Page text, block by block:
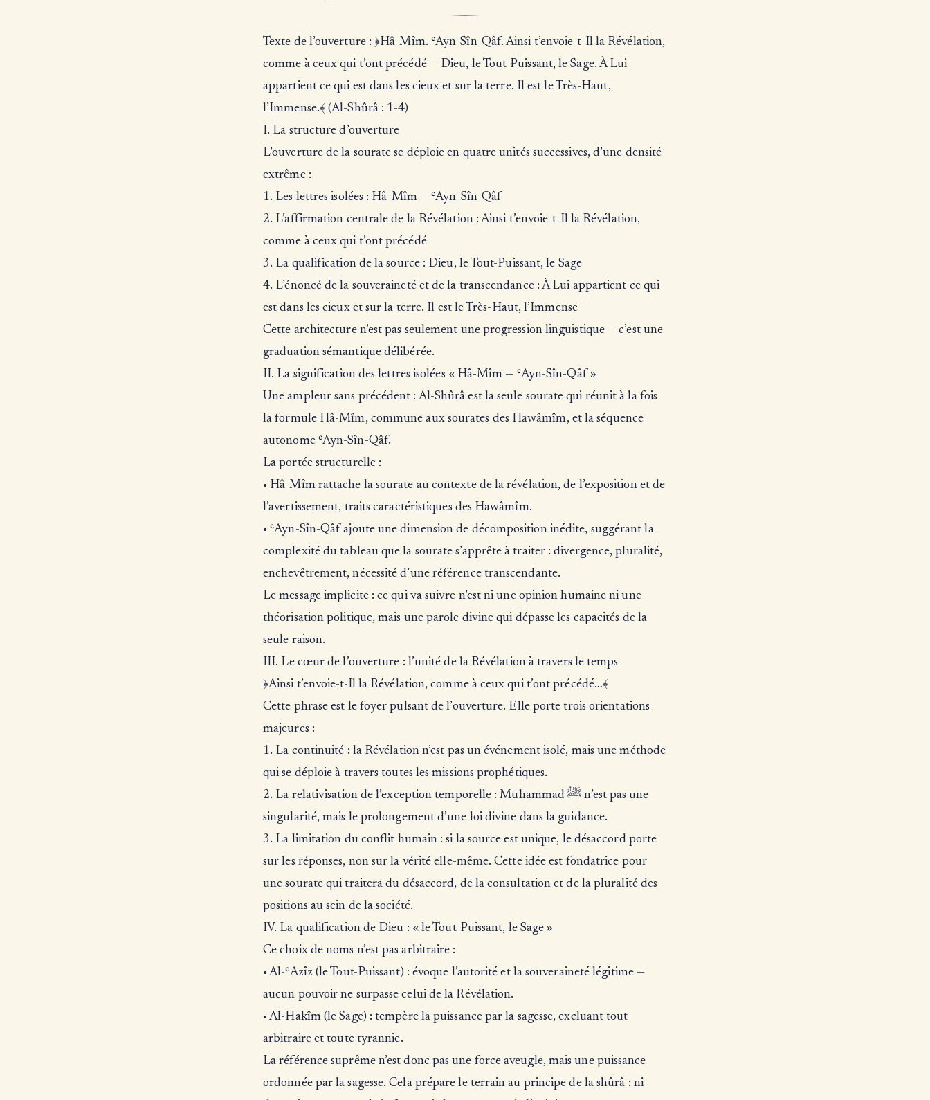
Texte de l’ouverture : ﴿Hâ-Mîm. ʿAyn-Sîn-Qâf. Ainsi t’envoie-t-Il la Révélation,
comme à ceux qui t’ont précédé — Dieu, le Tout-Puissant, le Sage. À Lui
appartient ce qui est dans les cieux et sur la terre. Il est le Très-Haut,
l’Immense.﴾ (Al-Shûrâ : 1-4)
I. La structure d’ouverture
L’ouverture de la sourate se déploie en quatre unités successives, d’une densité
extrême :
1. Les lettres isolées : Hâ-Mîm — ʿAyn-Sîn-Qâf
2. L’affirmation centrale de la Révélation : Ainsi t’envoie-t-Il la Révélation,
comme à ceux qui t’ont précédé
3. La qualification de la source : Dieu, le Tout-Puissant, le Sage
4. L’énoncé de la souveraineté et de la transcendance : À Lui appartient ce qui
est dans les cieux et sur la terre. Il est le Très-Haut, l’Immense
Cette architecture n’est pas seulement une progression linguistique — c’est une
graduation sémantique délibérée.
II. La signification des lettres isolées « Hâ-Mîm — ʿAyn-Sîn-Qâf »
Une ampleur sans précédent : Al-Shûrâ est la seule sourate qui réunit à la fois
la formule Hâ-Mîm, commune aux sourates des Hawâmîm, et la séquence
autonome ʿAyn-Sîn-Qâf.
La portée structurelle :
• Hâ-Mîm rattache la sourate au contexte de la révélation, de l’exposition et de
l’avertissement, traits caractéristiques des Hawâmîm.
• ʿAyn-Sîn-Qâf ajoute une dimension de décomposition inédite, suggérant la
complexité du tableau que la sourate s’apprête à traiter : divergence, pluralité,
enchevêtrement, nécessité d’une référence transcendante.
Le message implicite : ce qui va suivre n’est ni une opinion humaine ni une
théorisation politique, mais une parole divine qui dépasse les capacités de la
seule raison.
III. Le cœur de l’ouverture : l’unité de la Révélation à travers le temps
﴿Ainsi t’envoie-t-Il la Révélation, comme à ceux qui t’ont précédé…﴾
Cette phrase est le foyer pulsant de l’ouverture. Elle porte trois orientations
majeures :
1. La continuité : la Révélation n’est pas un événement isolé, mais une méthode
qui se déploie à travers toutes les missions prophétiques.
2. La relativisation de l’exception temporelle : Muhammad ﷺ n’est pas une
singularité, mais le prolongement d’une loi divine dans la guidance.
3. La limitation du conflit humain : si la source est unique, le désaccord porte
sur les réponses, non sur la vérité elle-même. Cette idée est fondatrice pour
une sourate qui traitera du désaccord, de la consultation et de la pluralité des
positions au sein de la société.
IV. La qualification de Dieu : « le Tout-Puissant, le Sage »
Ce choix de noms n’est pas arbitraire :
• Al-ʿAzîz (le Tout-Puissant) : évoque l’autorité et la souveraineté légitime —
aucun pouvoir ne surpasse celui de la Révélation.
• Al-Hakîm (le Sage) : tempère la puissance par la sagesse, excluant tout
arbitraire et toute tyrannie.
La référence suprême n’est donc pas une force aveugle, mais une puissance
ordonnée par la sagesse. Cela prépare le terrain au principe de la shûrâ : ni